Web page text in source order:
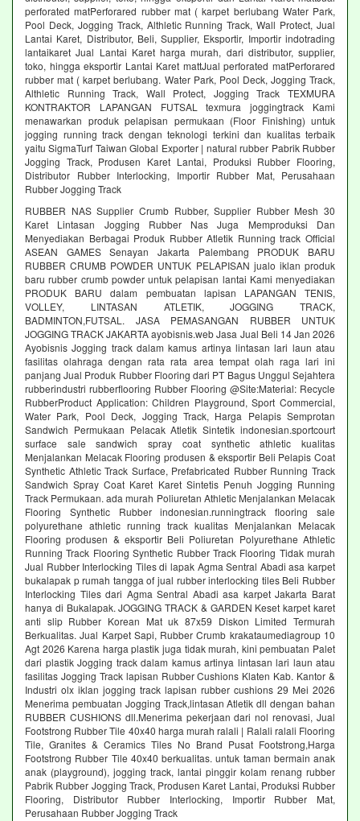
perforated matPerforared rubber mat ( karpet berlubang Water Park,
Pool Deck, Jogging Track, Althletic Running Track, Wall Protect, Jual
Lantai Karet, Distributor, Beli, Supplier, Eksportir, Importir indotrading
lantaikaret Jual Lantai Karet harga murah, dari distributor, supplier,
toko, hingga eksportir Lantai Karet mattJual perforated matPerforared
rubber mat ( karpet berlubang. Water Park, Pool Deck, Jogging Track,
Althletic Running Track, Wall Protect, Jogging Track TEXMURA
KONTRAKTOR LAPANGAN FUTSAL texmura joggingtrack Kami
menawarkan produk pelapisan permukaan (Floor Finishing) untuk
jogging running track dengan teknologi terkini dan kualitas terbaik
yaitu SigmaTurf Taiwan Global Exporter | natural rubber Pabrik Rubber
Jogging Track, Produsen Karet Lantai, Produksi Rubber Flooring,
Distributor Rubber Interlocking, Importir Rubber Mat, Perusahaan
Rubber Jogging Track
RUBBER NAS Supplier Crumb Rubber, Supplier Rubber Mesh 30
Karet Lintasan Jogging Rubber Nas Juga Memproduksi Dan
Menyediakan Berbagai Produk Rubber Atletik Running track Official
ASEAN GAMES Senayan Jakarta Palembang PRODUK BARU
RUBBER CRUMB POWDER UNTUK PELAPISAN jualo iklan produk
baru rubber crumb powder untuk pelapisan lantai Kami menyediakan
PRODUK BARU dalam pembuatan lapisan LAPANGAN TENIS,
VOLLEY, LINTASAN ATLETIK, JOGGING TRACK,
BADMINTON,FUTSAL. JASA PEMASANGAN RUBBER UNTUK
JOGGING TRACK JAKARTA ayobisnis.web Jasa Jual Beli 14 Jan 2026
Ayobisnis Jogging track dalam kamus artinya lintasan lari laun atau
fasilitas olahraga dengan rata rata area tempat olah raga lari ini
panjang Jual Produk Rubber Flooring dari PT Bagus Unggul Sejahtera
rubberindustri rubberflooring Rubber Flooring @Site:Material: Recycle
RubberProduct Application: Children Playground, Sport Commercial,
Water Park, Pool Deck, Jogging Track, Harga Pelapis Semprotan
Sandwich Permukaan Pelacak Atletik Sintetik indonesian.sportcourt
surface sale sandwich spray coat synthetic athletic kualitas
Menjalankan Melacak Flooring produsen & eksportir Beli Pelapis Coat
Synthetic Athletic Track Surface, Prefabricated Rubber Running Track
Sandwich Spray Coat Karet Karet Sintetis Penuh Jogging Running
Track Permukaan. ada murah Poliuretan Athletic Menjalankan Melacak
Flooring Synthetic Rubber indonesian.runningtrack flooring sale
polyurethane athletic running track kualitas Menjalankan Melacak
Flooring produsen & eksportir Beli Poliuretan Polyurethane Athletic
Running Track Flooring Synthetic Rubber Track Flooring Tidak murah
Jual Rubber Interlocking Tiles di lapak Agma Sentral Abadi asa karpet
bukalapak p rumah tangga of jual rubber interlocking tiles Beli Rubber
Interlocking Tiles dari Agma Sentral Abadi asa karpet Jakarta Barat
hanya di Bukalapak. JOGGING TRACK & GARDEN Keset karpet karet
anti slip Rubber Korean Mat uk 87x59 Diskon Limited Termurah
Berkualitas. Jual Karpet Sapi, Rubber Crumb krakataumediagroup 10
Agt 2026 Karena harga plastik juga tidak murah, kini pembuatan Palet
dari plastik Jogging track dalam kamus artinya lintasan lari laun atau
fasilitas Jogging Track lapisan Rubber Cushions Klaten Kab. Kantor &
Industri olx iklan jogging track lapisan rubber cushions 29 Mei 2026
Menerima pembuatan Jogging Track,lintasan Atletik dll dengan bahan
RUBBER CUSHIONS dll.Menerima pekerjaan dari nol renovasi, Jual
Footstrong Rubber Tile 40x40 harga murah ralali | Ralali ralali Flooring
Tile, Granites & Ceramics Tiles No Brand Pusat Footstrong,Harga
Footstrong Rubber Tile 40x40 berkualitas. untuk taman bermain anak
anak (playground), jogging track, lantai pinggir kolam renang rubber
Pabrik Rubber Jogging Track, Produsen Karet Lantai, Produksi Rubber
Flooring, Distributor Rubber Interlocking, Importir Rubber Mat,
Perusahaan Rubber Jogging Track